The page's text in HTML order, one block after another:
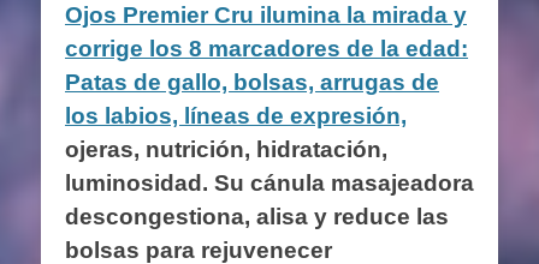
Ojos Premier Cru ilumina la mirada y
corrige los 8 marcadores de la edad:
Patas de gallo, bolsas, arrugas de
los labios, líneas de expresión,
ojeras, nutrición, hidratación,
luminosidad. Su cánula masajeadora
descongestiona, alisa y reduce las
bolsas para rejuvenecer